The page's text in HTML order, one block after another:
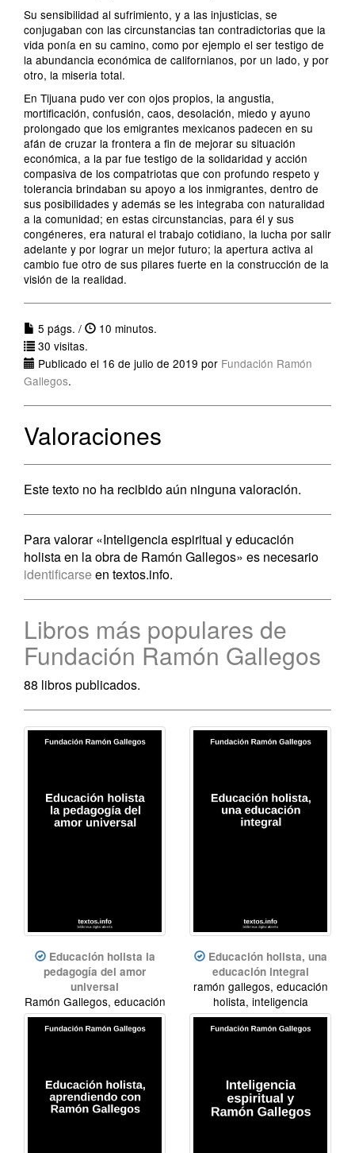
Su sensibilidad al sufrimiento, y a las injusticias, se
conjugaban con las circunstancias tan contradictorias que la
vida ponía en su camino, como por ejemplo el ser testigo de
la abundancia económica de californianos, por un lado, y por
otro, la miseria total.
En Tijuana pudo ver con ojos propios, la angustia,
mortificación, confusión, caos, desolación, miedo y ayuno
prolongado que los emigrantes mexicanos padecen en su
afán de cruzar la frontera a fin de mejorar su situación
económica, a la par fue testigo de la solidaridad y acción
compasiva de los compatriotas que con profundo respeto y
tolerancia brindaban su apoyo a los inmigrantes, dentro de
sus posibilidades y además se les integraba con naturalidad
a la comunidad; en estas circunstancias, para él y sus
congéneres, era natural el trabajo cotidiano, la lucha por salir
adelante y por lograr un mejor futuro; la apertura activa al
cambio fue otro de sus pilares fuerte en la construcción de la
visión de la realidad.
5 págs. /
10 minutos.
30 visitas.
Publicado el 16 de julio de 2019 por Fundación Ramón
Gallegos.
Valoraciones
Este texto no ha recibido aún ninguna valoración.
Para valorar «Inteligencia espiritual y educación
holista en la obra de Ramón Gallegos» es necesario
identificarse en textos.info.
Libros más populares de
Fundación Ramón Gallegos
88 libros publicados.
Educación holista la
pedagogía del amor
universal
Ramón Gallegos, educación
holista, inteligencia
espiritual, meditación,
Educación holista, una
educación integral
ramón gallegos, educación
holista, inteligencia
espiritual